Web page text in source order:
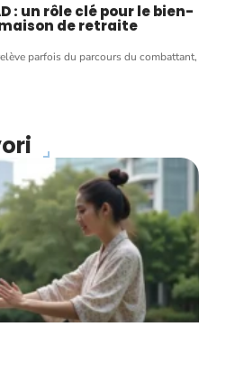
: un rôle clé pour le bien-
de retraite
parfois du parcours du combattant,